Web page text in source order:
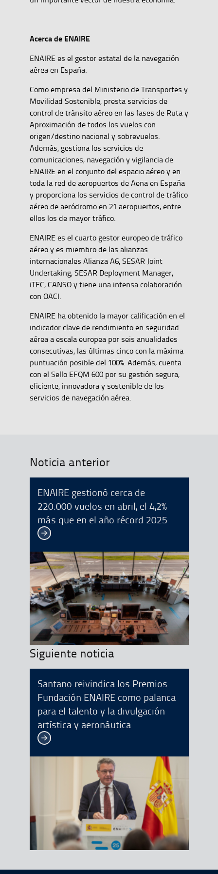
Acerca de ENAIRE
ENAIRE es el gestor estatal de la navegación
aérea en España.
Como empresa del Ministerio de Transportes y
Movilidad Sostenible, presta servicios de
control de tránsito aéreo en las fases de Ruta y
Aproximación de todos los vuelos con
origen/destino nacional y sobrevuelos.
Además, gestiona los servicios de
comunicaciones, navegación y vigilancia de
ENAIRE en el conjunto del espacio aéreo y en
toda la red de aeropuertos de Aena en España
y proporciona los servicios de control de tráfico
aéreo de aeródromo en 21 aeropuertos, entre
ellos los de mayor tráfico.
ENAIRE es el cuarto gestor europeo de tráfico
aéreo y es miembro de las alianzas
internacionales Alianza A6, SESAR Joint
Undertaking, SESAR Deployment Manager,
iTEC, CANSO y tiene una intensa colaboración
con OACI.
ENAIRE ha obtenido la mayor calificación en el
indicador clave de rendimiento en seguridad
aérea a escala europea por seis anualidades
consecutivas, las últimas cinco con la máxima
puntuación posible del 100%. Además, cuenta
con el Sello EFQM 600 por su gestión segura,
eficiente, innovadora y sostenible de los
servicios de navegación aérea.
Noticia anterior
ENAIRE gestionó cerca de
220.000 vuelos en abril, el 4,2%
más que en el año récord 2025
Ver más
Siguiente noticia
Santano reivindica los Premios
Fundación ENAIRE como palanca
para el talento y la divulgación
artística y aeronáutica
Ver más